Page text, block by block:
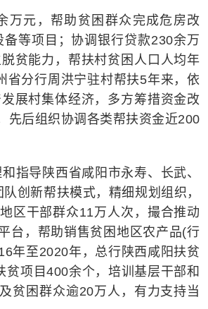
万元，帮助贫困群众完成危房改
等项目；协调银行贷款230余万
贫能力，帮扶村贫困人口人均年
省分行周洪宁驻村帮扶5年来，依
展村集体经济，多方筹措资金改
先后组织协调各类帮扶资金近200
指导陕西省咸阳市永寿、长武、
创新帮扶模式，精细规划组织，
区干部群众11万人次，撮合推动
台，帮助销售贫困地区农产品(行
年至2020年，总行陕西咸阳扶贫
项目400余个，培训基层干部和
贫困群众逾20万人，有力支持当